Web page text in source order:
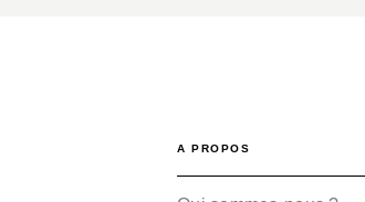
A PROPOS